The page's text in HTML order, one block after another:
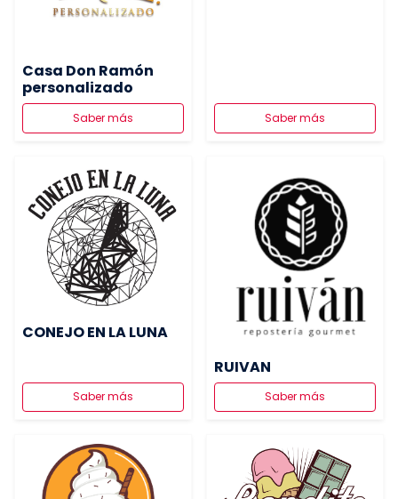
Casa Don Ramón
personalizado
Saber más Saber más
CONEJO EN LA LUNA
Saber más
RUIVAN
Saber más